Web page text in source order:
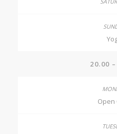
20.00
Open